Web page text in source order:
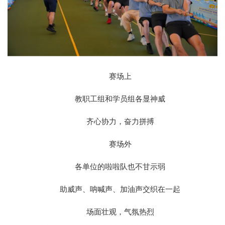
赛场上
教职工组和学员组各显神威
齐心协力，奋力拼搏
赛场外
各单位的啦啦队也不甘示弱
助威声、呐喊声、加油声交织在一起
场面壮观，气氛热烈